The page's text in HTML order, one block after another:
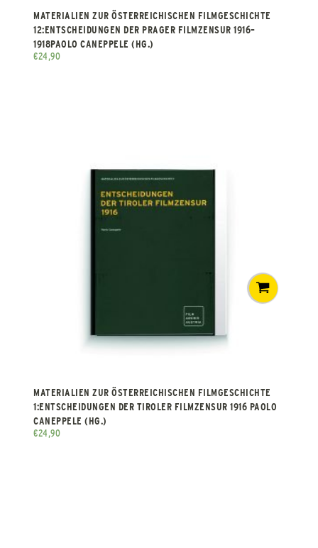
MATERIALIEN ZUR ÖSTERREICHISCHEN FILMGESCHICHTE
12:ENTSCHEIDUNGEN DER PRAGER FILMZENSUR 1916–
1918PAOLO CANEPPELE (HG.)
€24,90
MATERIALIEN ZUR ÖSTERREICHISCHEN FILMGESCHICHTE
1:ENTSCHEIDUNGEN DER TIROLER FILMZENSUR 1916 PAOLO
CANEPPELE (HG.)
€24,90